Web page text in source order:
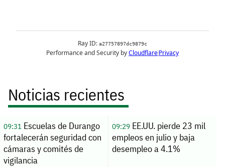
Noticias recientes
09:31Escuelas de Durango
fortalecerán seguridad con
cámaras y comités de
vigilancia
09:29EE.UU. pierde 23 mil
empleos en julio y baja
desempleo a 4.1%